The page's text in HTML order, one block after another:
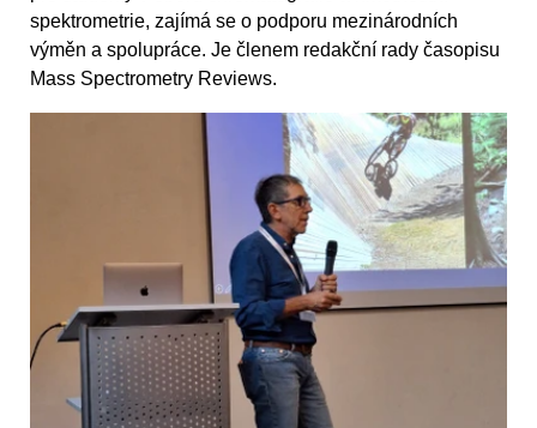
spektrometrie, zajímá se o podporu mezinárodních
výměn a spolupráce. Je členem redakční rady časopisu
Mass Spectrometry Reviews.